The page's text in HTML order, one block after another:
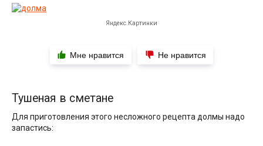
Яндекс.Картинки
Мне нравится Не нравится
Тушеная в сметане
Для приготовления этого несложного рецепта долмы надо
запастись: